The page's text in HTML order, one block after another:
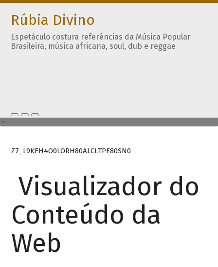
Rúbia Divino
Espetáculo costura referências da Música Popular
Brasileira, música africana, soul, dub e reggae
Z7_L9KEH4O0LORH80ALCLTPF80SN0
Visualizador do
Conteúdo da
Web